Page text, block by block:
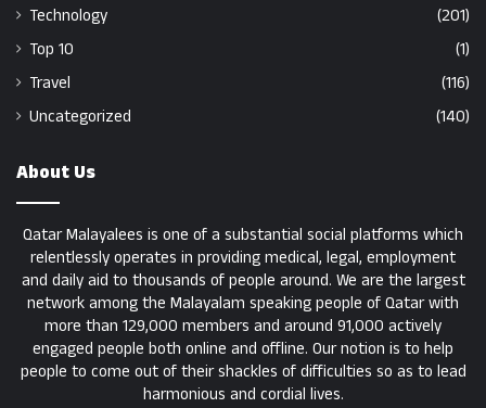
Technology
(201)
Top 10
(1)
Travel
(116)
Uncategorized
(140)
About Us
Qatar Malayalees is one of a substantial social platforms which
relentlessly operates in providing medical, legal, employment
and daily aid to thousands of people around. We are the largest
network among the Malayalam speaking people of Qatar with
more than 129,000 members and around 91,000 actively
engaged people both online and offline. Our notion is to help
people to come out of their shackles of difficulties so as to lead
harmonious and cordial lives.